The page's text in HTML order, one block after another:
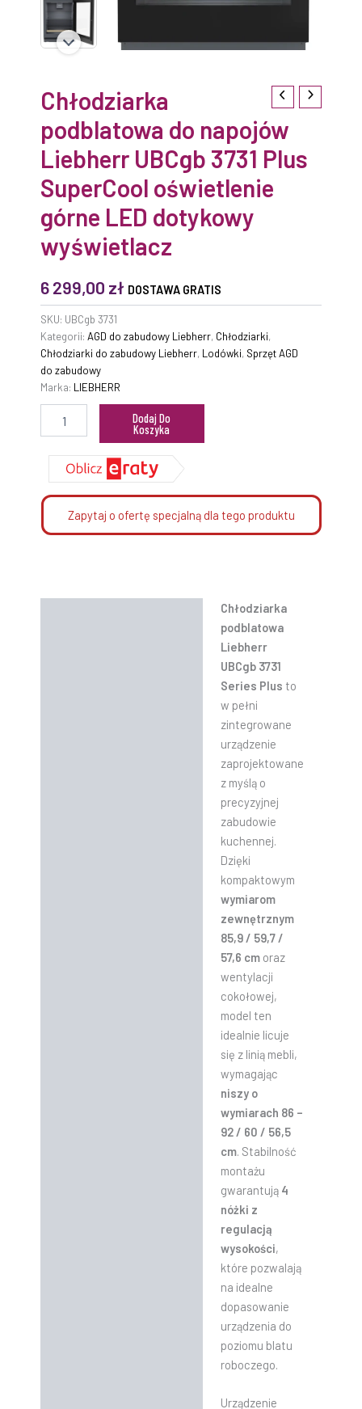
Chłodziarka
podblatowa do napojów
Liebherr UBCgb 3731 Plus
SuperCool oświetlenie
górne LED dotykowy
wyświetlacz
6 299,00 zł DOSTAWA GRATIS
SKU: UBCgb 3731
Kategorii: AGD do zabudowy Liebherr, Chłodziarki,
Chłodziarki do zabudowy Liebherr, Lodówki, Sprzęt AGD
do zabudowy
Marka: LIEBHERR
dotykowy
wyświetlacz
Dodaj Do
Koszyka
Zapytaj o ofertę specjalną dla tego produktu
Chłodziarka
podblatowa
Liebherr
UBCgb 3731
Series Plus to
w pełni
zintegrowane
urządzenie
zaprojektowane
z myślą o
precyzyjnej
zabudowie
kuchennej.
Dzięki
kompaktowym
wymiarom
zewnętrznym
85,9 / 59,7 /
57,6 cmoraz
wentylacji
cokołowej,
model ten
idealnie licuje
się z linią mebli,
wymagając
niszy o
wymiarach 86 –
92 / 60 / 56,5
cm. Stabilność
montażu
gwarantują 4
nóżki z
regulacją
wysokości,
które pozwalają
na idealne
dopasowanie
urządzenia do
poziomu blatu
roboczego.
Urządzenie